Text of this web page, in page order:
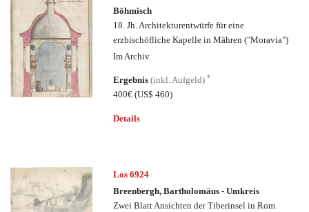
Böhmisch
18. Jh. Architekturentwürfe für eine
erzbischöfliche Kapelle in Mähren ("Moravia")
Im Archiv
Ergebnis(inkl. Aufgeld)*
400€(US$ 460)
Details
Los 6924
Breenbergh, Bartholomäus - Umkreis
Zwei Blatt Ansichten der Tiberinsel in Rom